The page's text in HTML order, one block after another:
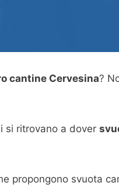
cantine Cervesina?
si ritrovano a dover
propongono svuota